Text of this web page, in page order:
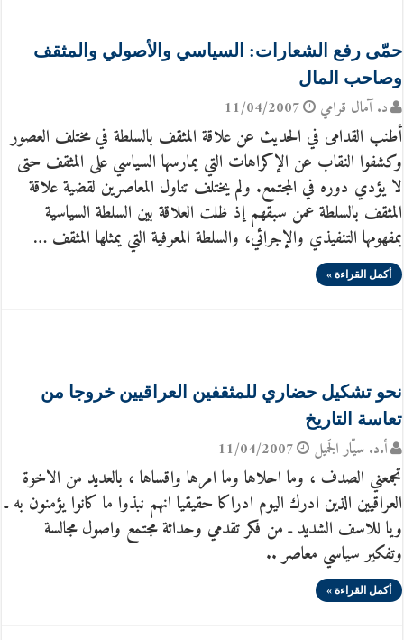
حمّى رفع الشعارات: السياسي والأصولي والمثقف
وصاحب المال
د. آمال قرامي 11/04/2007
أطنب القدامى في الحديث عن علاقة المثقف بالسلطة في مختلف العصور
وكشفوا النقاب عن الإكراهات التي يمارسها السياسي على المثقف حتى
لا يؤدي دوره في المجتمع. ولم يختلف تناول المعاصرين لقضية علاقة
المثقف بالسلطة عمن سبقهم إذ ظلت العلاقة بين السلطة السياسية
بمفهومها التنفيذي والإجرائي، والسلطة المعرفية التي يمثلها المثقف …
أكمل القراءة »
نحو تشكيل حضاري للمثقفين العراقيين خروجا من
تعاسة التاريخ
أ.د. سيّار الجَميل 11/04/2007
تجمعني الصدف ، وما احلاها وما امرها واقساها ، بالعديد من الاخوة
العراقيين الذين ادرك اليوم ادراكا حقيقيا انهم نبذوا ما كانوا يؤمنون به ـ
ويا للاسف الشديد ـ من فكر تقدمي وحداثة مجتمع واصول مجالسة
وتفكير سياسي معاصر ..
أكمل القراءة »